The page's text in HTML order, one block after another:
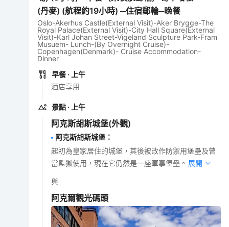
(丹麥) (航程約19小時) ─住宿郵輪─晚餐
Oslo-Akerhus Castle(External Visit)-Aker Brygge-The
Royal Palace(External Visit)-City Hall Square(External
Visit)-Karl Johan Street-Vigeland Sculpture Park-Fram
Musuem- Lunch-(By Overnight Cruise)-
Copenhagen(Denmark)- Cruise Accommodation-
Dinner
早餐 · 上午
酒店享用
景點 · 上午
阿克斯胡斯城堡(外觀)
阿克斯胡斯城堡 ：
起初為皇家居住的城堡，其後被改作防禦用堡壘及曾
當監獄使用，現在它仍然是一座軍事堡壘。 展開
與
阿克爾觀光碼頭